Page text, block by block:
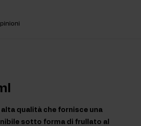
qualità che fornisce una
sotto forma di frullato al